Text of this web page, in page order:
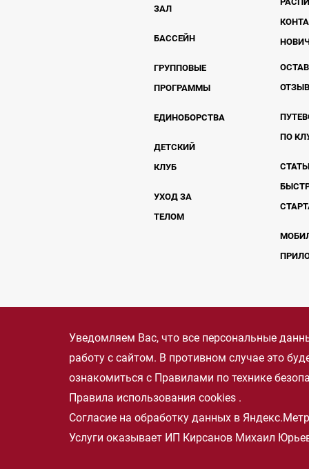
ЗАЛ
БАССЕЙН
ГРУППОВЫЕ
ПРОГРАММЫ
ЕДИНОБОРСТВА
ДЕТСКИЙ
КЛУБ
УХОД ЗА
ТЕЛОМ
ПО
Уведомляем Вас, что все персональные
работу с сайтом. В противном случае это
ознакомиться с Правилами по технике
Правила использования cookies .
Согласие на обработку данных в
Услуги оказывает ИП Кирсанов Михаил